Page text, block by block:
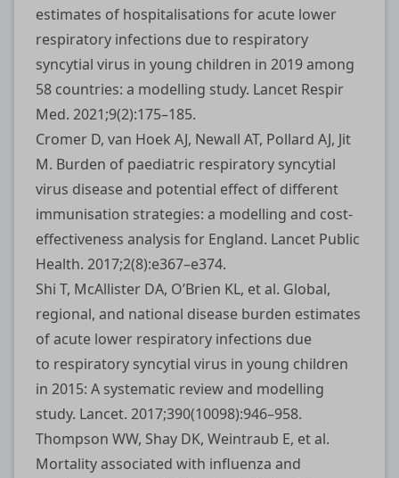
estimates of hospitalisations for acute lower
respiratory infections due to respiratory
syncytial virus in young children in 2019 among
58 countries: a modelling study. Lancet Respir
Med. 2021;9(2):175–185.
Cromer D, van Hoek AJ, Newall AT, Pollard AJ, Jit
M. Burden of paediatric respiratory syncytial
virus disease and potential effect of different
immunisation strategies: a modelling and cost-
effectiveness analysis for England. Lancet Public
Health. 2017;2(8):e367–e374.
Shi T, McAllister DA, O’Brien KL, et al. Global,
regional, and national disease burden estimates
of acute lower respiratory infections due
to respiratory syncytial virus in young children
in 2015: A systematic review and modelling
study. Lancet. 2017;390(10098):946–958.
Thompson WW, Shay DK, Weintraub E, et al.
Mortality associated with influenza and